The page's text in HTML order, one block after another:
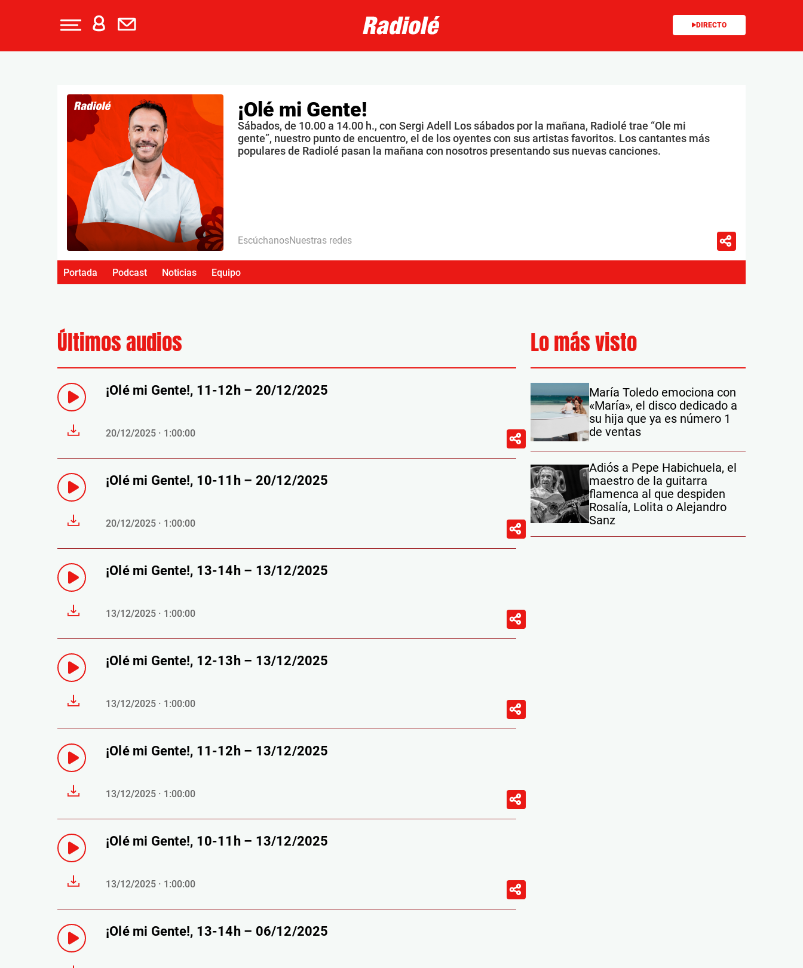
DIRECTO
¡Olé mi Gente!
Sábados, de 10.00 a 14.00 h., con Sergi Adell Los sábados por la mañana, Radiolé trae “Ole mi
gente”, nuestro punto de encuentro, el de los oyentes con sus artistas favoritos. Los cantantes más
populares de Radiolé pasan la mañana con nosotros presentando sus nuevas canciones.
EscúchanosNuestras redes
Portada Podcast Noticias Equipo
Últimos audios
¡Olé mi Gente!, 11-12h – 20/12/2025
20/12/2025 · 1:00:00
¡Olé mi Gente!, 10-11h – 20/12/2025
20/12/2025 · 1:00:00
¡Olé mi Gente!, 13-14h – 13/12/2025
13/12/2025 · 1:00:00
¡Olé mi Gente!, 12-13h – 13/12/2025
13/12/2025 · 1:00:00
¡Olé mi Gente!, 11-12h – 13/12/2025
13/12/2025 · 1:00:00
¡Olé mi Gente!, 10-11h – 13/12/2025
13/12/2025 · 1:00:00
¡Olé mi Gente!, 13-14h – 06/12/2025
Lo más visto
María Toledo emociona con
«María», el disco dedicado a
su hija que ya es número 1
de ventas
Adiós a Pepe Habichuela, el
maestro de la guitarra
flamenca al que despiden
Rosalía, Lolita o Alejandro
Sanz